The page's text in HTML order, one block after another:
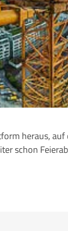
heraus, auf
schon